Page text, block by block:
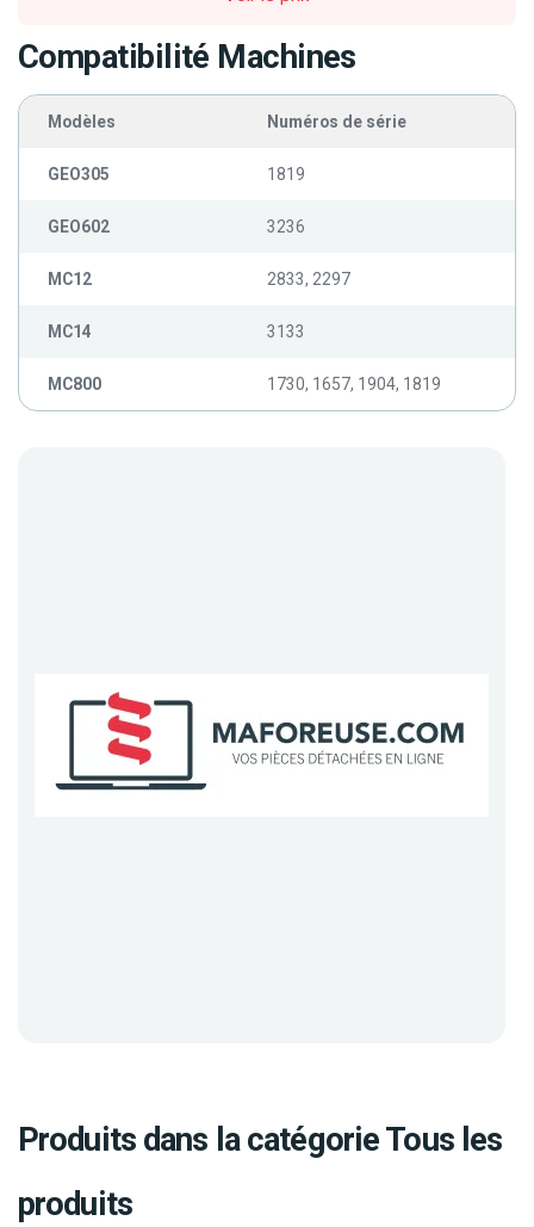
Compatibilité Machines
Modèles Numéros de série
GEO305 1819
GEO602 3236
MC12 2833, 2297
MC14 3133
MC800 1730, 1657, 1904, 1819
Produits dans la catégorie Tous les
produits